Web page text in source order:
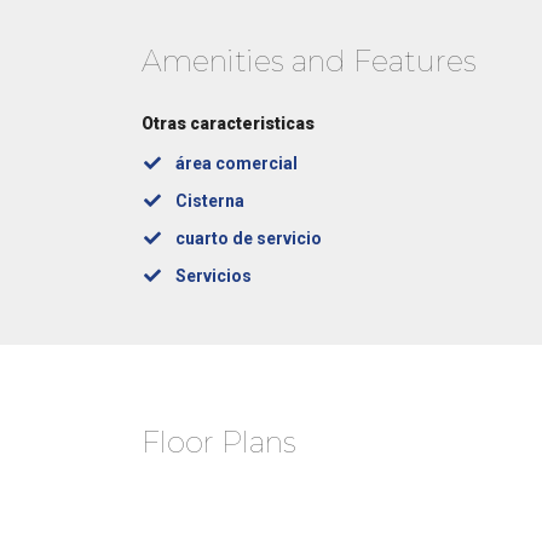
Amenities and Features
Otras caracteristicas
área comercial
Cisterna
cuarto de servicio
Servicios
Floor Plans